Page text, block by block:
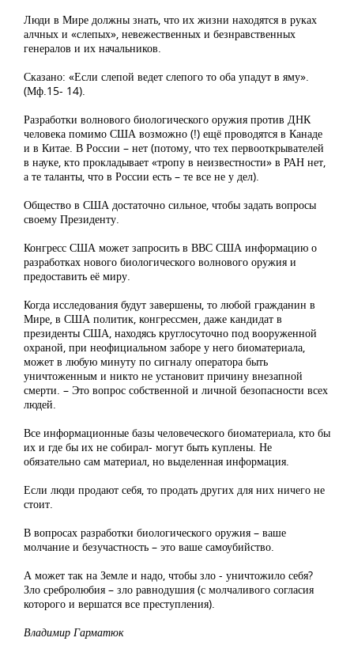
Люди в Мире должны знать, что их жизни находятся в руках
алчных и «слепых», невежественных и безнравственных
генералов и их начальников.
Сказано: «Если слепой ведет слепого то оба упадут в яму».
(Мф.15- 14).
Разработки волнового биологического оружия против ДНК
человека помимо США возможно (!) ещё проводятся в Канаде
и в Китае. В России – нет (потому, что тех первооткрывателей
в науке, кто прокладывает «тропу в неизвестности» в РАН нет,
а те таланты, что в России есть – те все не у дел).
Общество в США достаточно сильное, чтобы задать вопросы
своему Президенту.
Конгресс США может запросить в ВВС США информацию о
разработках нового биологического волнового оружия и
предоставить её миру.
Когда исследования будут завершены, то любой гражданин в
Мире, в США политик, конгрессмен, даже кандидат в
президенты США, находясь круглосуточно под вооруженной
охраной, при неофициальном заборе у него биоматериала,
может в любую минуту по сигналу оператора быть
уничтоженным и никто не установит причину внезапной
смерти. – Это вопрос собственной и личной безопасности всех
людей.
Все информационные базы человеческого биоматериала, кто бы
их и где бы их не собирал- могут быть куплены. Не
обязательно сам материал, но выделенная информация.
Если люди продают себя, то продать других для них ничего не
стоит.
В вопросах разработки биологического оружия – ваше
молчание и безучастность – это ваше самоубийство.
А может так на Земле и надо, чтобы зло - уничтожило себя?
Зло сребролюбия – зло равнодушия (с молчаливого согласия
которого и вершатся все преступления).
Владимир Гарматюк